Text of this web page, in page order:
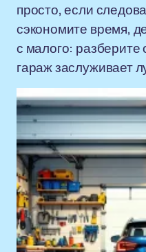
просто, если
сэкономите время,
с малого: разберите
гараж заслуживает